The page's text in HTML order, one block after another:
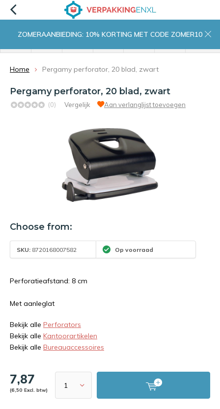
ZOMERAANBIEDING: 10% KORTING MET CODE ZOMER10
Home Pergamy perforator, 20 blad, zwart
Pergamy perforator, 20 blad, zwart
(0) Vergelijk Aan verlanglijst toevoegen
Choose from:
SKU: 8720168007582 Op voorraad
Perforatieafstand: 8 cm
Met aanleglat
Bekijk alle Perforators
Bekijk alle Kantoorartikelen
Bekijk alle Bureauaccessoires
7,87
(6,50 Excl. btw)